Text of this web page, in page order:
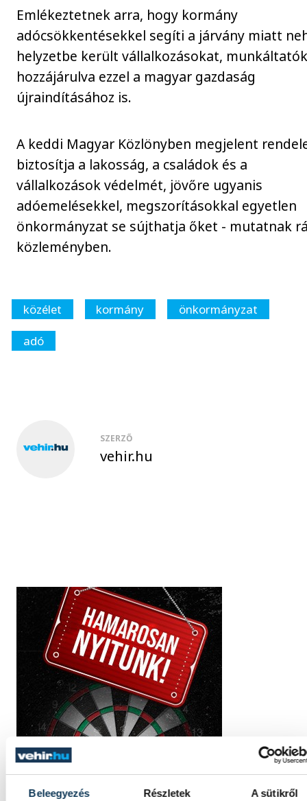
Beleegyezés Részletek A sütikről
Emlékeztetnek arra, hogy kormány
adócsökkentésekkel segíti a járvány miatt
helyzetbe került vállalkozásokat,
hozzájárulva ezzel a magyar gazdaság
újraindításához is.
A keddi Magyar Közlönyben megjelent
biztosítja a lakosság, a családok és a
vállalkozások védelmét, jövőre ugyanis
adóemelésekkel, megszorításokkal egyetlen
önkormányzat se sújthatja őket - mutatnak
közleményben.
közélet kormány
önkormányzat
adó
SZERZŐ
vehir.hu